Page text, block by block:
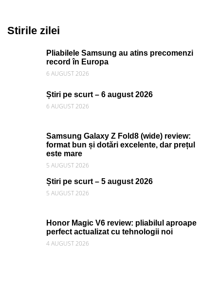
Stirile zilei
Pliabilele Samsung au atins precomenzi
record în Europa
6 AUGUST 2026
Știri pe scurt – 6 august 2026
6 AUGUST 2026
Samsung Galaxy Z Fold8 (wide) review:
format bun și dotări excelente, dar prețul
este mare
5 AUGUST 2026
Știri pe scurt – 5 august 2026
5 AUGUST 2026
Honor Magic V6 review: pliabilul aproape
perfect actualizat cu tehnologii noi
4 AUGUST 2026